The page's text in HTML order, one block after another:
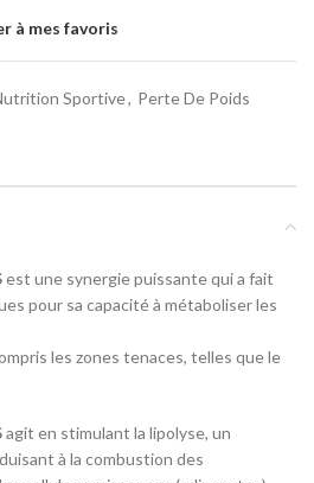
à mes favoris
Sportive, Perte De Poids
est une synergie puissante qui a fait
pour sa capacité à métaboliser les
les zones tenaces, telles que le
agit en stimulant la lipolyse, un
à la combustion des